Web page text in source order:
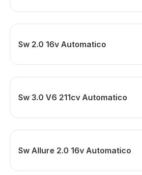
Sw 2.0 16v Automatico
Sw 3.0 V6 211cv Automatico
Sw Allure 2.0 16v Automatico